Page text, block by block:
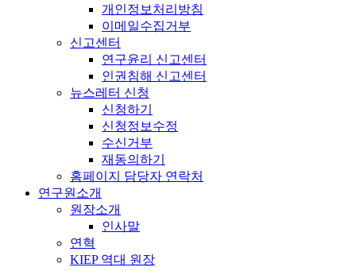
개인정보처리방침
이메일수집거부
신고센터
연구윤리 신고센터
인권침해 신고센터
뉴스레터 신청
신청하기
신청정보수정
수신거부
재동의하기
홈페이지 담당자 연락처
연구원소개
원장소개
인사말
연혁
KIEP 역대 원장